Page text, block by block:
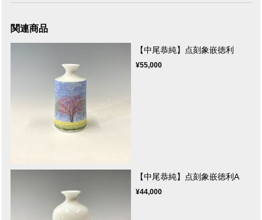
関連商品
【中尾恭純】点刻象嵌徳利
¥55,000
【中尾恭純】点刻象嵌徳利A
¥44,000